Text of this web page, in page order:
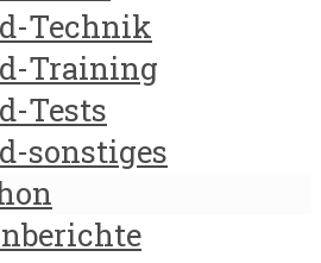
Technik
Training
Tests
sonstiges